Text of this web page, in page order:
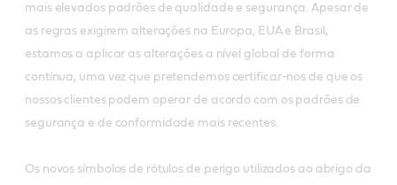
mais elevados padrões de qualidade e segurança. Apesar de
as regras exigirem alterações na Europa, EUA e Brasil,
estamos a aplicar as alterações a nível global de forma
contínua, uma vez que pretendemos certificar-nos de que os
nossos clientes podem operar de acordo com os padrões de
segurança e de conformidade mais recentes.
Os novos símbolos de rótulos de perigo utilizados ao abrigo da